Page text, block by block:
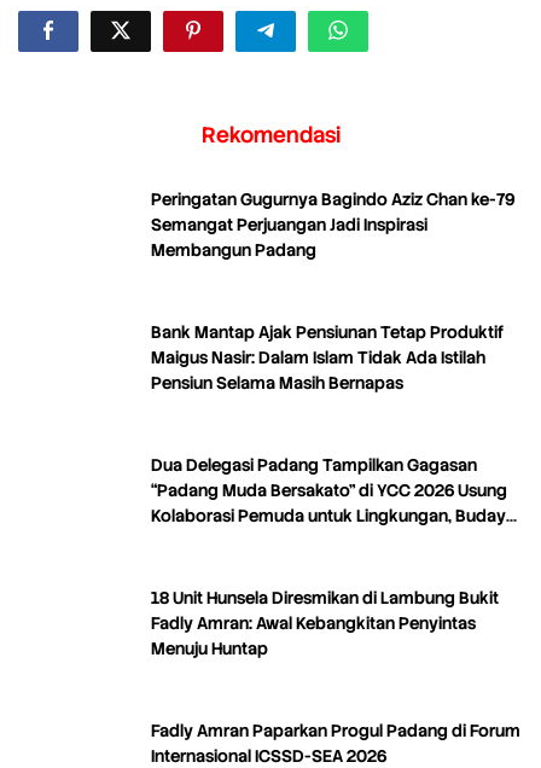
Rekomendasi
Peringatan Gugurnya Bagindo Aziz Chan ke-79
Semangat Perjuangan Jadi Inspirasi
Membangun Padang
Bank Mantap Ajak Pensiunan Tetap Produktif
Maigus Nasir: Dalam Islam Tidak Ada Istilah
Pensiun Selama Masih Bernapas
Dua Delegasi Padang Tampilkan Gagasan
“Padang Muda Bersakato” di YCC 2026 Usung
Kolaborasi Pemuda untuk Lingkungan, Budaya,
18 Unit Hunsela Diresmikan di Lambung Bukit
Fadly Amran: Awal Kebangkitan Penyintas
Menuju Huntap
Fadly Amran Paparkan Progul Padang di Forum
Internasional ICSSD-SEA 2026